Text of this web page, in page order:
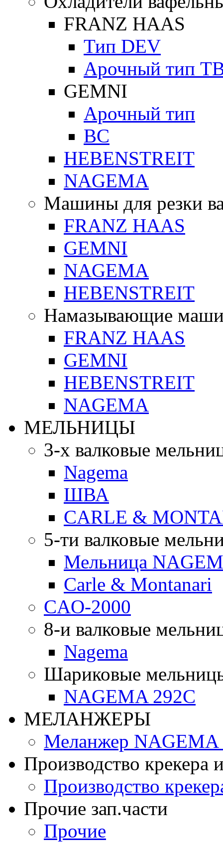
FRANZ HAAS
Тип DEV
Арочный тип
GEMNI
Арочный тип
ВС
HEBENSTREIT
NAGEMA
Машины для резки
FRANZ HAAS
GEMNI
NAGEMA
HEBENSTREIT
Намазывающие
FRANZ HAAS
GEMNI
HEBENSTREIT
NAGEMA
МЕЛЬНИЦЫ
3-х валковые
Nagema
ШВА
CARLE &
5-ти валковые
Мельница
Carle & Montanari
CAO-2000
8-и валковые
Nagema
Шариковые
NAGEMA 292C
МЕЛАНЖЕРЫ
Меланжер NAGEMA
Производство крекера
Производство
Прочие зап.части
Прочие